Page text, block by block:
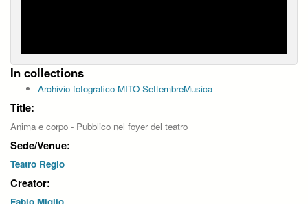
In collections
Archivio fotografico MITO SettembreMusica
Title:
Anima e corpo - Pubblico nel foyer del teatro
Sede/Venue:
Teatro Regio
Creator: